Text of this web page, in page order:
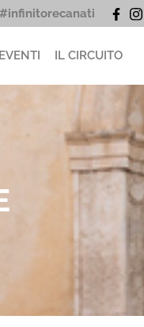
#infinitorecanati
EVENTI IL CIRCUITO